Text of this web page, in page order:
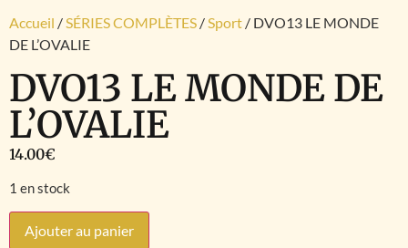
Accueil /SÉRIES COMPLÈTES /Sport / DVO13 LE MONDE
DE L’OVALIE
DVO13 LE MONDE DE
L’OVALIE
14.00€
1 en stock
Ajouter au panier